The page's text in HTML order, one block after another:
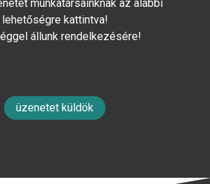
munkatársainknak az alábbi
lehetőségre kattintva!
állunk rendelkezésére!
üzenetet küldök